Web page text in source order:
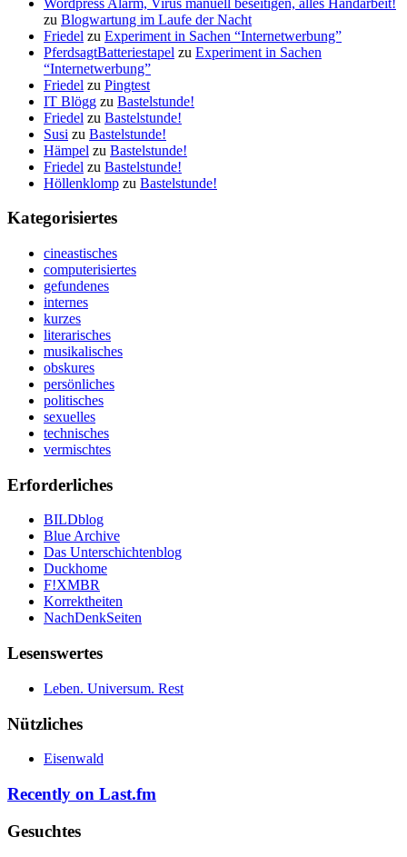
zu Blogwartung im Laufe der Nacht
Friedel zu Experiment in Sachen “Internetwerbung”
PferdsagtBatteriestapel zu Experiment in Sachen
“Internetwerbung”
Friedel zu Pingtest
IT Blögg zu Bastelstunde!
Friedel zu Bastelstunde!
Susi zu Bastelstunde!
Hämpel zu Bastelstunde!
Friedel zu Bastelstunde!
Höllenklomp zu Bastelstunde!
Kategorisiertes
cineastisches
computerisiertes
gefundenes
internes
kurzes
literarisches
musikalisches
obskures
persönliches
politisches
sexuelles
technisches
vermischtes
Erforderliches
BILDblog
Blue Archive
Das Unterschichtenblog
Duckhome
F!XMBR
Korrektheiten
NachDenkSeiten
Lesenswertes
Leben. Universum. Rest
Nützliches
Eisenwald
Recently on Last.fm
Gesuchtes